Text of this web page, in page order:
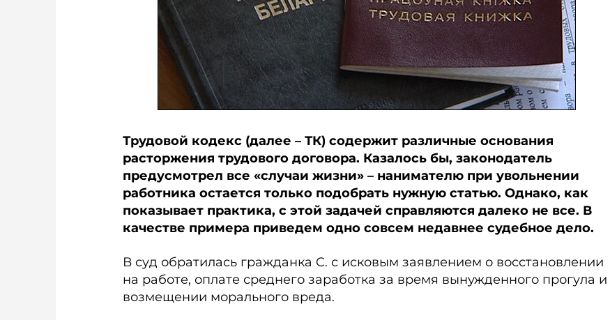
Трудовой кодекс (далее – ТК) содержит различные основания
расторжения трудового договора. Казалось бы, законодатель
предусмотрел все «случаи жизни» – нанимателю при увольнении
работника остается только подобрать нужную статью. Однако, как
показывает практика, с этой задачей справляются далеко не все. В
качестве примера приведем одно совсем недавнее судебное дело.
В суд обратилась гражданка C. с исковым заявлением о восстановлении
на работе, оплате среднего заработка за время вынужденного прогула и
возмещении морального вреда.